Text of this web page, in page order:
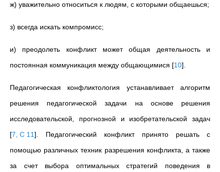
ж) уважительно относиться к людям, с которыми общаешься;
з) всегда искать компромисс;
и) преодолеть конфликт может общая деятельность и
постоянная коммуникация между общающимися [10]
Педагогическая конфликтология устанавливает алгоритм
решения педагогической задачи на основе решения
исследовательской, прогнозной и изобретательской задач
[7, С 11] . Педагогический конфликт принято решать с
помощью различных техник разрешения конфликта, а также
за счет выбора оптимальных стратегий поведения в